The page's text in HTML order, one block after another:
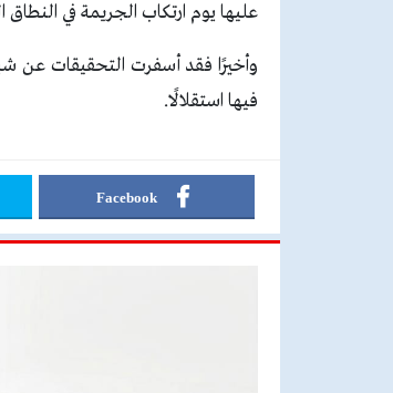
عليها يوم ارتكاب الجريمة في
وأخيرًا فقد أسفرت التحقيقات عن
فيها استقلالًا.
Facebook